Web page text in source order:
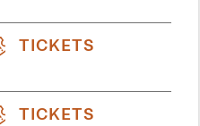
TICKETS
TICKETS